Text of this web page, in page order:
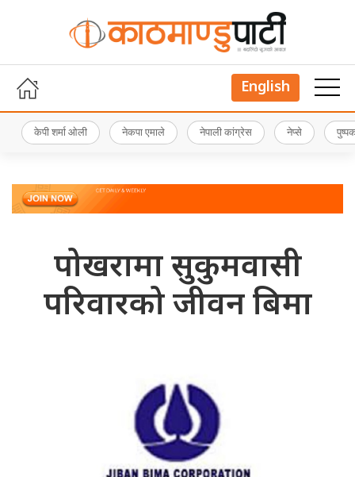
English
केपी शर्मा ओली नेकपा एमाले नेपाली कांग्रेस नेप्से
पोखरामा सुकुमवासी
परिवारको जीवन बिमा